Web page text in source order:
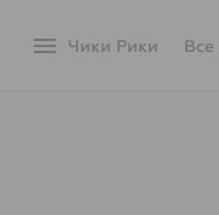
menu Чики Рики